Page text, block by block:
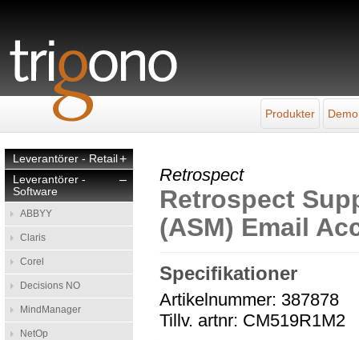
Produkter
+
Leverantörer - Retail
–
Leverantörer -
Software
ABBYY
Claris
Corel
Decisions NO
MindManager
NetOp
Retrospect
Retrospect
(ASM) Email
Specifikationer
Artikelnummer: 387878
Tillv. artnr: CM519R1M2